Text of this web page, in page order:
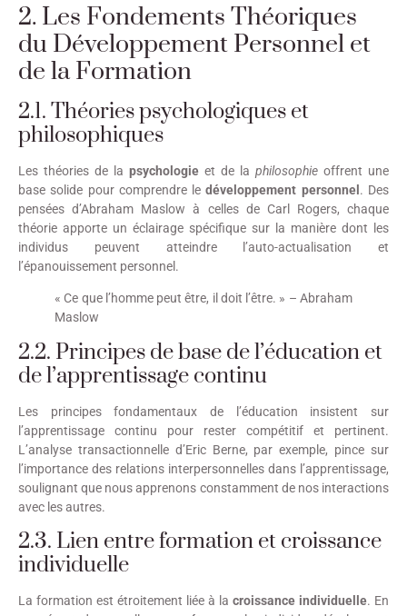
2. Les Fondements Théoriques
du Développement Personnel et
de la Formation
2.1. Théories psychologiques et
philosophiques
Les théories de la psychologie et de la philosophie offrent une
base solide pour comprendre ledéveloppement personnel . Des
pensées d’Abraham Maslow à celles de Carl Rogers, chaque
théorie apporte un éclairage spécifique sur la manière dont les
individus peuvent atteindre l’auto-actualisation et
l’épanouissement personnel.
« Ce que l’homme peut être, il doit l’être. » – Abraham
Maslow
2.2. Principes de base de l’éducation et
de l’apprentissage continu
Les principes fondamentaux de l’éducation insistent sur
l’apprentissage continu pour rester compétitif et pertinent.
L’analyse transactionnelle d’Eric Berne, par exemple, pince sur
l’importance des relations interpersonnelles dans l’apprentissage,
soulignant que nous apprenons constamment de nos interactions
avec les autres.
2.3. Lien entre formation et croissance
individuelle
La formation est étroitement liée à la croissance individuelle. En